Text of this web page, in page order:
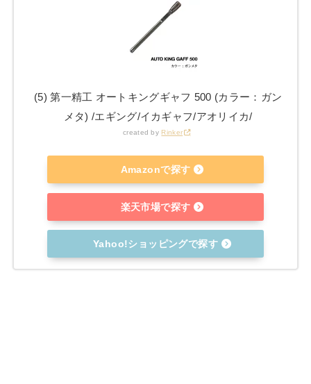
(5) 第一精工 オートキングギャフ 500 (カラー：ガン
メタ) /エギング/イカギャフ/アオリイカ/
created by Rinker
Amazonで探す
楽天市場で探す
Yahoo!ショッピングで探す